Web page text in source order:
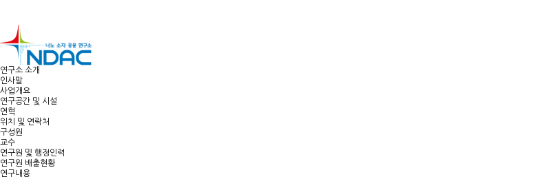
연구소 소개
인사말
사업개요
연구공간 및 시설
연혁
위치 및 연락처
구성원
교수
연구원 및 행정인력
연구원 배출현황
연구내용